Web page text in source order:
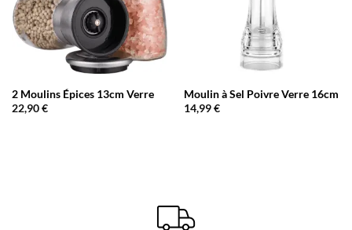
2 Moulins Épices 13cm Verre
22,90€
Moulin à Sel Poivre Verre 16cm
14,99€